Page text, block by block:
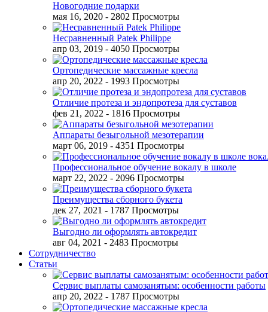
Новогодние подарки
мая 16, 2020 - 2802 Просмотры
Несравненный Patek Philippe
апр 03, 2019 - 4050 Просмотры
Ортопедические массажные кресла
апр 20, 2022 - 1993 Просмотры
Отличие протеза и эндопротеза для суставов
фев 21, 2022 - 1816 Просмотры
Аппараты безыгольной мезотерапии
март 06, 2019 - 4351 Просмотры
Профессиональное обучение вокалу в школе
март 22, 2022 - 2096 Просмотры
Преимущества сборного букета
дек 27, 2021 - 1787 Просмотры
Выгодно ли оформлять автокредит
авг 04, 2021 - 2483 Просмотры
Сотрудничество
Статьи
Сервис выплаты самозанятым: особенности работы
апр 20, 2022 - 1787 Просмотры